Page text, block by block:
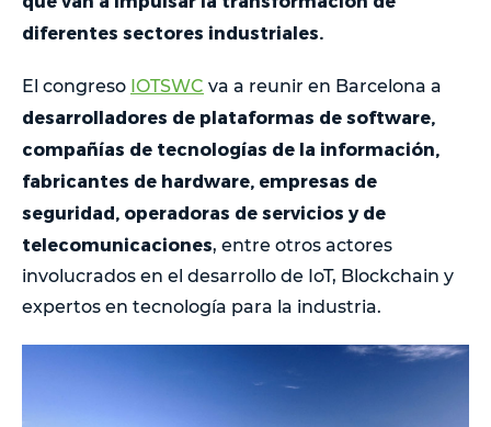
diferentes sectores industriales.
El congreso IOTSWC va a reunir en Barcelona a
desarrolladores de plataformas de software,
compañías de tecnologías de la información,
fabricantes de hardware, empresas de
seguridad, operadoras de servicios y de
telecomunicaciones, entre otros actores
involucrados en el desarrollo de IoT, Blockchain y
expertos en tecnología para la industria.